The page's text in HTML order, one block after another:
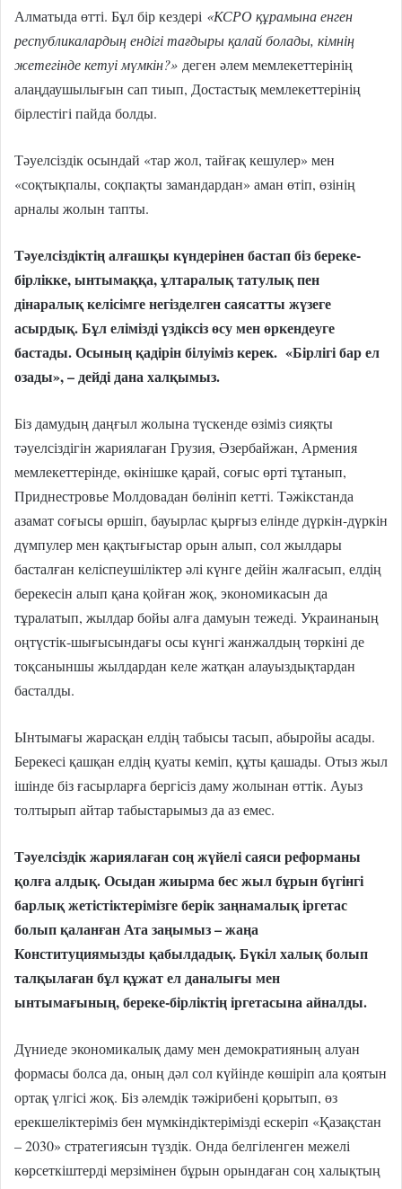
Алматыда өтті. Бұл бір кездері «КСРО құрамына енген
республикалардың ендігі тағдыры қалай болады, кімнің
жетегінде кетуі мүмкін?» деген әлем мемлекеттерінің
алаңдаушылығын сап тиып, Достастық мемлекеттерінің
бірлестігі пайда болды.
Тәуелсіздік осындай «тар жол, тайғақ кешулер» мен
«соқтықпалы, соқпақты замандардан» аман өтіп, өзінің
арналы жолын тапты.
Тәуелсіздіктің алғашқы күндерінен бастап біз береке-
бірлікке, ынтымаққа, ұлтаралық татулық пен
дінаралық келісімге негізделген саясатты жүзеге
асырдық. Бұл елімізді үздіксіз өсу мен өркендеуге
бастады. Осының қадірін білуіміз керек. «Бірлігі бар ел
озады», – дейді дана халқымыз.
Біз дамудың даңғыл жолына түскенде өзіміз сияқты
тәуелсіздігін жариялаған Грузия, Әзербайжан, Армения
мемлекеттерінде, өкінішке қарай, соғыс өрті тұтанып,
Приднестровье Молдовадан бөлініп кетті. Тәжікстанда
азамат соғысы өршіп, бауырлас қырғыз елінде дүркін-дүркін
дүмпулер мен қақтығыстар орын алып, сол жылдары
басталған келіспеушіліктер әлі күнге дейін жалғасып, елдің
берекесін алып қана қойған жоқ, экономикасын да
тұралатып, жылдар бойы алға дамуын тежеді. Украинаның
оңтүстік-шығысындағы осы күнгі жанжалдың төркіні де
тоқсаныншы жылдардан келе жатқан алауыздықтардан
басталды.
Ынтымағы жарасқан елдің табысы тасып, абыройы асады.
Берекесі қашқан елдің қуаты кеміп, құты қашады. Отыз жыл
ішінде біз ғасырларға бергісіз даму жолынан өттік. Ауыз
толтырып айтар табыстарымыз да аз емес.
Тәуелсіздік жариялаған соң жүйелі саяси реформаны
қолға алдық. Осыдан жиырма бес жыл бұрын бүгінгі
барлық жетістіктерімізге берік заңнамалық іргетас
болып қаланған Ата заңымыз – жаңа
Конституциямызды қабылдадық. Бүкіл халық болып
талқылаған бұл құжат ел даналығы мен
ынтымағының, береке-бірліктің іргетасына айналды.
Дүниеде экономикалық даму мен демократияның алуан
формасы болса да, оның дәл сол күйінде көшіріп ала қоятын
ортақ үлгісі жоқ. Біз әлемдік тәжірибені қорытып, өз
ерекшеліктеріміз бен мүмкіндіктерімізді ескеріп «Қазақстан
– 2030» стратегиясын түздік. Онда белгіленген межелі
көрсеткіштерді мерзімінен бұрын орындаған соң халықтың